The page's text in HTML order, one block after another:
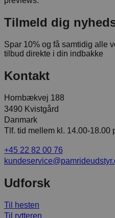
Tilmeld dig
Spar 10% og få samtidig alle
tilbud direkte i din indbakke
Kontakt
Hornbækvej 188
3490 Kvistgård
Danmark
Tlf. tid mellem kl. 14.00-18.00
+45 22 82 00 76
Udforsk
Til hesten
Til rytteren